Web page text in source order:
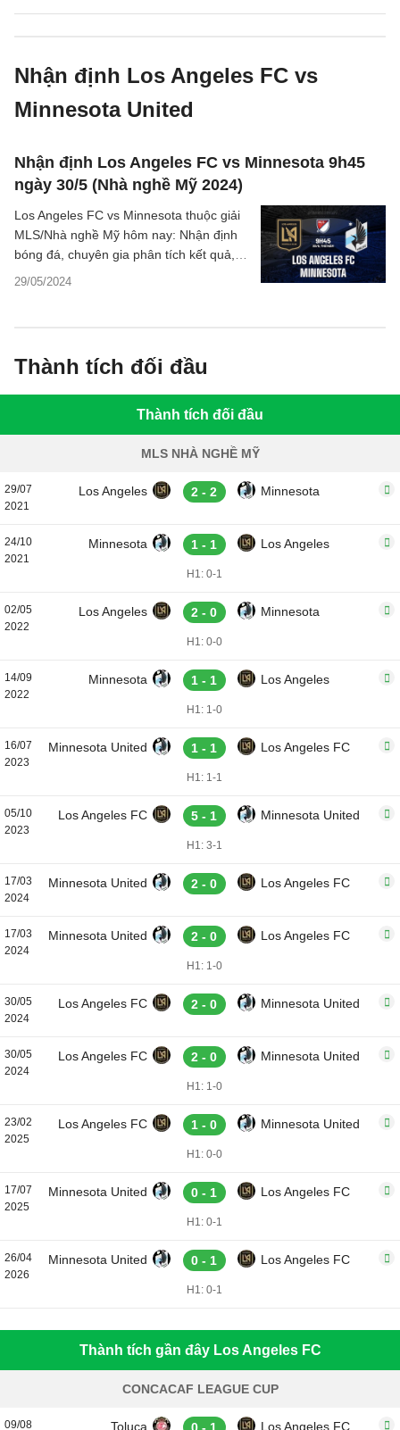
Nhận định Los Angeles FC vs
Minnesota United
Nhận định Los Angeles FC vs Minnesota 9h45
ngày 30/5 (Nhà nghề Mỹ 2024)
29/05/2024
Los Angeles FC vs Minnesota thuộc giải
MLS/Nhà nghề Mỹ hôm nay: Nhận định
bóng đá, chuyên gia phân tích kết quả,
dự đoán tỷ số, thống kê chi tiết.
Thành tích đối đầu
Thành tích đối đầu
MLS NHÀ NGHỀ MỸ
29/07
2021
Los Angeles 2 - 2 Minnesota
24/10
2021
Minnesota 1 - 1 Los Angeles
H1: 0-1
02/05
2022
Los Angeles 2 - 0 Minnesota
H1: 0-0
14/09
2022
Minnesota 1 - 1 Los Angeles
H1: 1-0
16/07
2023
Minnesota United 1 - 1 Los Angeles FC
H1: 1-1
05/10
2023
Los Angeles FC 5 - 1 Minnesota United
H1: 3-1
17/03
2024
Minnesota United 2 - 0 Los Angeles FC
17/03
2024
Minnesota United 2 - 0 Los Angeles FC
H1: 1-0
30/05
2024
Los Angeles FC 2 - 0 Minnesota United
30/05
2024
Los Angeles FC 2 - 0 Minnesota United
H1: 1-0
23/02
2025
Los Angeles FC 1 - 0 Minnesota United
H1: 0-0
17/07
2025
Minnesota United 0 - 1 Los Angeles FC
H1: 0-1
26/04
2026
Minnesota United 0 - 1 Los Angeles FC
H1: 0-1
Thành tích gần đây Los Angeles FC
CONCACAF LEAGUE CUP
09/08 Toluca Los Angeles FC